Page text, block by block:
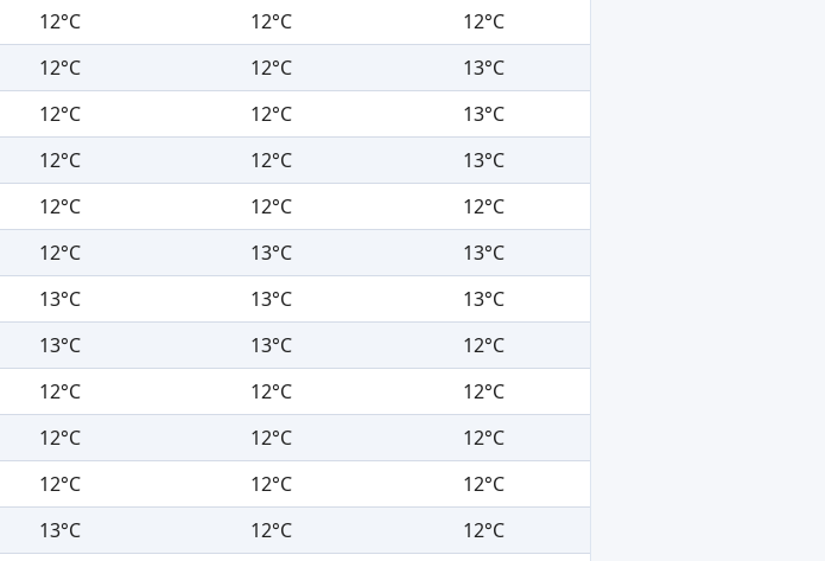
12°C 12°C
12°C
12°C 12°C
13°C
12°C 12°C
13°C
12°C 12°C
13°C
12°C 12°C
12°C
12°C 13°C
13°C
13°C 13°C
13°C
13°C 13°C
12°C
12°C 12°C
12°C
12°C 12°C
12°C
12°C 12°C
12°C
13°C 12°C
12°C